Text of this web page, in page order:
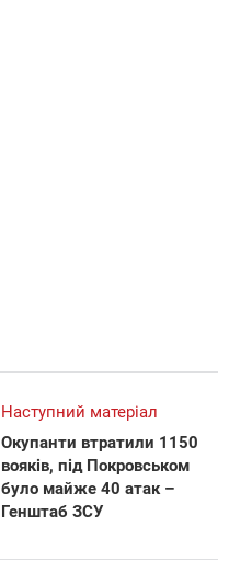
Наступний матеріал
Окупанти втратили 1150
вояків, під Покровськом
було майже 40 атак –
Генштаб ЗСУ